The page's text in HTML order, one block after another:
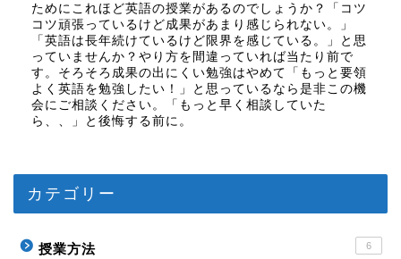
ためにこれほど英語の授業があるのでしょうか？「コツ
コツ頑張っているけど成果があまり感じられない。」
「英語は長年続けているけど限界を感じている。」と思
っていませんか？やり方を間違っていれば当たり前で
す。そろそろ成果の出にくい勉強はやめて「もっと要領
よく英語を勉強したい！」と思っているなら是非この機
会にご相談ください。「もっと早く相談していた
ら、、」と後悔する前に。
カテゴリー
授業方法 6